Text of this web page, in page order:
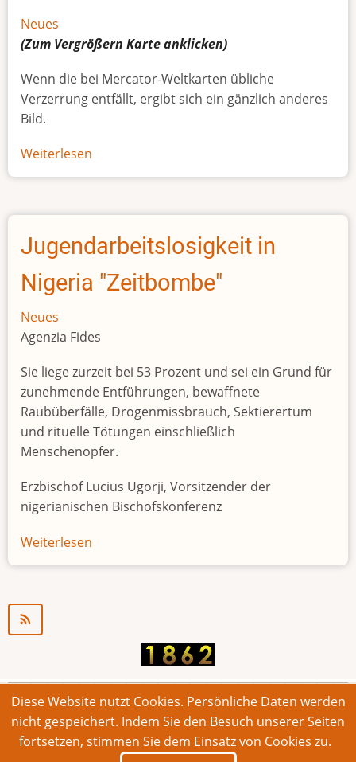
Neues
(Zum Vergrößern Karteanklicken)
Wenn die bei Mercator-Weltkarten übliche
Verzerrung entfällt, ergibt sich ein gänzlich anderes
Bild.
Weiterlesen
Afrikas
Größe
Jugendarbeitslosigkeit in
Nigeria "Zeitbombe"
Neues
Agenzia Fides
Sie liege zurzeit bei 53 Prozent und sei ein Grund für
zunehmende Entführungen, bewaffnete
Raubüberfälle, Drogenmissbrauch, Sektierertum
und rituelle Tötungen einschließlich
Menschenopfer.
Erzbischof Lucius Ugorji, Vorsitzender der
nigerianischen Bischofskonferenz
Weiterlesen
Jugendarbeitslosigkeit
© 2026 Bonner Aufruf. Alle Rechte vorbehalten.
Footer
Impressum Kontakt Intern
Diese Website nutzt Cookies. Persönliche Daten werden
nicht gespeichert. Indem Sie den Besuch unserer Seiten
fortsetzen, stimmen Sie dem Einsatz von Cookies zu.